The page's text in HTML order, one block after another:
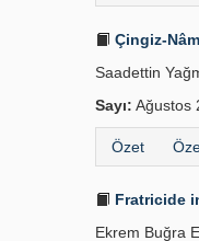
Çingiz-
Saadettin
Sayı: Ağustos
Özet
Fratricide
Ekrem Buğra